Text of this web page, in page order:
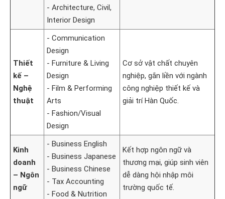
- Architecture, Civil,
Interior Design
Thiết
kế –
Nghệ
thuật
- Communication
Design
- Furniture & Living
Design
- Film & Performing
Arts
- Fashion/Visual
Design
Cơ sở vật chất chuyên
nghiệp, gắn liền với ngành
công nghiệp thiết kế và
giải trí Hàn Quốc.
Kinh
doanh
– Ngôn
ngữ
- Business English
- Business Japanese
- Business Chinese
- Tax Accounting
- Food & Nutrition
Kết hợp ngôn ngữ và
thương mại, giúp sinh viên
dễ dàng hội nhập môi
trường quốc tế.